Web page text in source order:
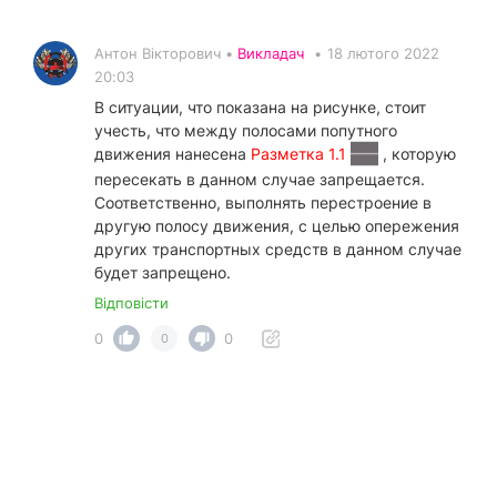
Антон Вікторович • Викладач • 18 лютого 2022
20:03
В ситуации, что показана на рисунке, стоит
учесть, что между полосами попутного
движения нанесена Разметка 1.1
, которую
пересекать в данном случае запрещается.
Соответственно, выполнять перестроение в
другую полосу движения, с целью опережения
других транспортных средств в данном случае
будет запрещено.
Відповісти
0
0 0